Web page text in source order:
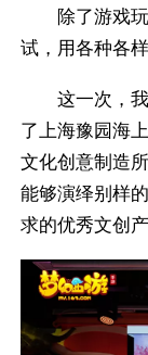
除了游戏玩
试，用各种各
这一次，我
了上海豫园海
文化创意制造
能够演绎别样
求的优秀文创产